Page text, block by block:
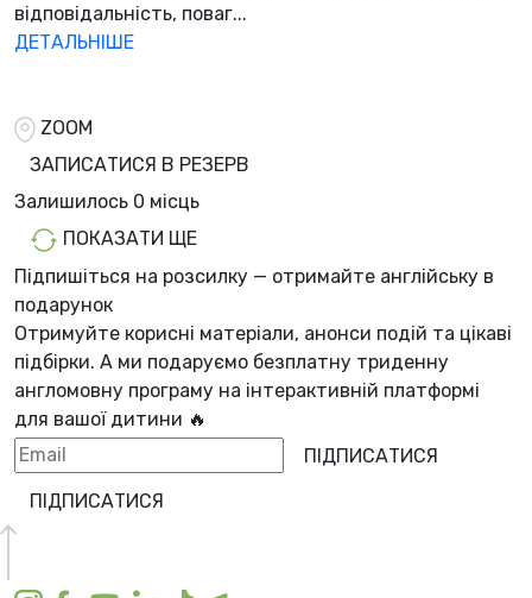
відповідальність, поваг...
ДЕТАЛЬНІШЕ
ZOOM
ЗАПИСАТИСЯ В РЕЗЕРВ
Залишилось 0 місць
ПОКАЗАТИ ЩЕ
Підпишіться на розсилку — отримайте англійську в
подарунок
Отримуйте корисні матеріали, анонси подій та цікаві
підбірки. А ми подаруємо безплатну триденну
англомовну програму на інтерактивній платформі
для вашої дитини 🔥
ПІДПИСАТИСЯ
ПІДПИСАТИСЯ